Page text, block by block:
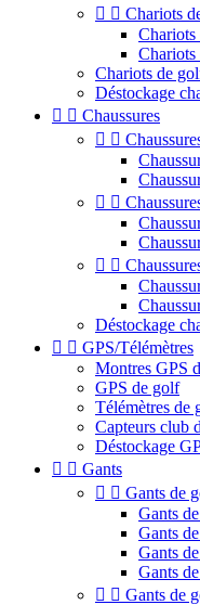
  Chariots
Chariots
Chariots
Chariots de
Déstockage
  Chaussures
 
 
 
Déstockage
  GPS/Télémètres
Montres GPS
GPS de golf
Télémètres de
Capteurs club
Déstockage
  Gants
  Gants de
Gants
Gants
Gants
Gants
  Gants de